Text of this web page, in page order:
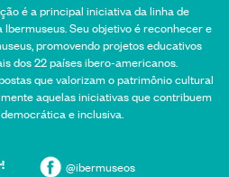
é a principal iniciativa da linha de
Seu objetivo é reconhecer e
promovendo projetos educativos
dos 22 países ibero-americanos.
que valorizam o patrimônio cultural
aquelas iniciativas que contribuem
e inclusiva.
@ibermuseos